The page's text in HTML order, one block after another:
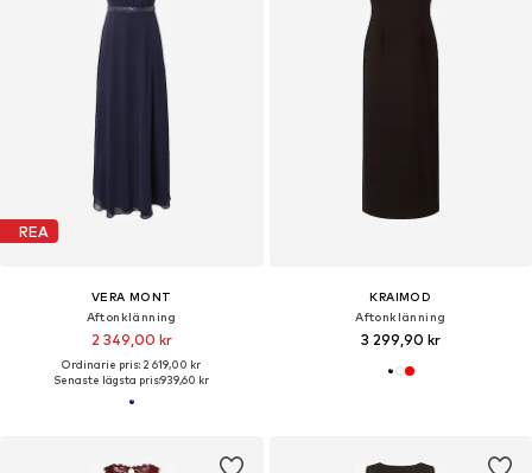
REA
VERA MONT
Aftonklänning
2 349,00 kr
Ordinarie pris: 2 619,00 kr
Senaste lägsta pris:939,60 kr
KRAIMOD
Aftonklänning
3 299,90 kr